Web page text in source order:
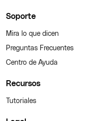
Soporte
Mira lo que dicen
Preguntas Frecuentes
Centro de Ayuda
Recursos
Tutoriales